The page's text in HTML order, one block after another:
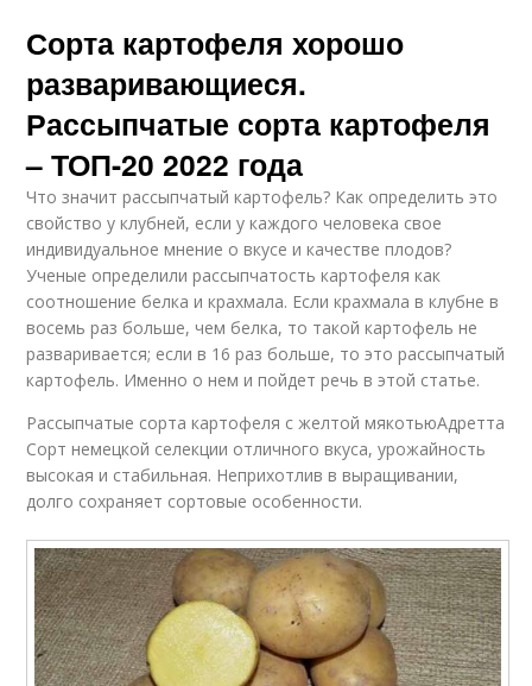
Сорта картофеля хорошо
разваривающиеся.
Рассыпчатые сорта картофеля
– ТОП-20 2022 года
Что значит рассыпчатый картофель? Как определить это
свойство у клубней, если у каждого человека свое
индивидуальное мнение о вкусе и качестве плодов?
Ученые определили рассыпчатость картофеля как
соотношение белка и крахмала. Если крахмала в клубне в
восемь раз больше, чем белка, то такой картофель не
разваривается; если в 16 раз больше, то это рассыпчатый
картофель. Именно о нем и пойдет речь в этой статье.
Рассыпчатые сорта картофеля с желтой мякотьюАдретта
Сорт немецкой селекции отличного вкуса, урожайность
высокая и стабильная. Неприхотлив в выращивании,
долго сохраняет сортовые особенности.